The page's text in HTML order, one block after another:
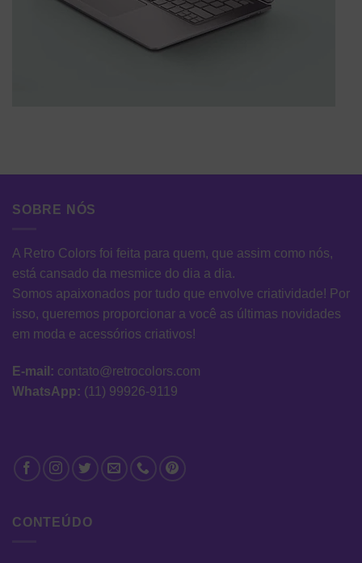
SOBRE NÓS
A Retro Colors foi feita para quem, que assim como nós,
está cansado da mesmice do dia a dia.
Somos apaixonados por tudo que envolve criatividade! Por
isso, queremos proporcionar a você as últimas novidades
em moda e acessórios criativos!
E-mail: contato@retrocolors.com
WhatsApp: (11) 99926-9119
CONTEÚDO